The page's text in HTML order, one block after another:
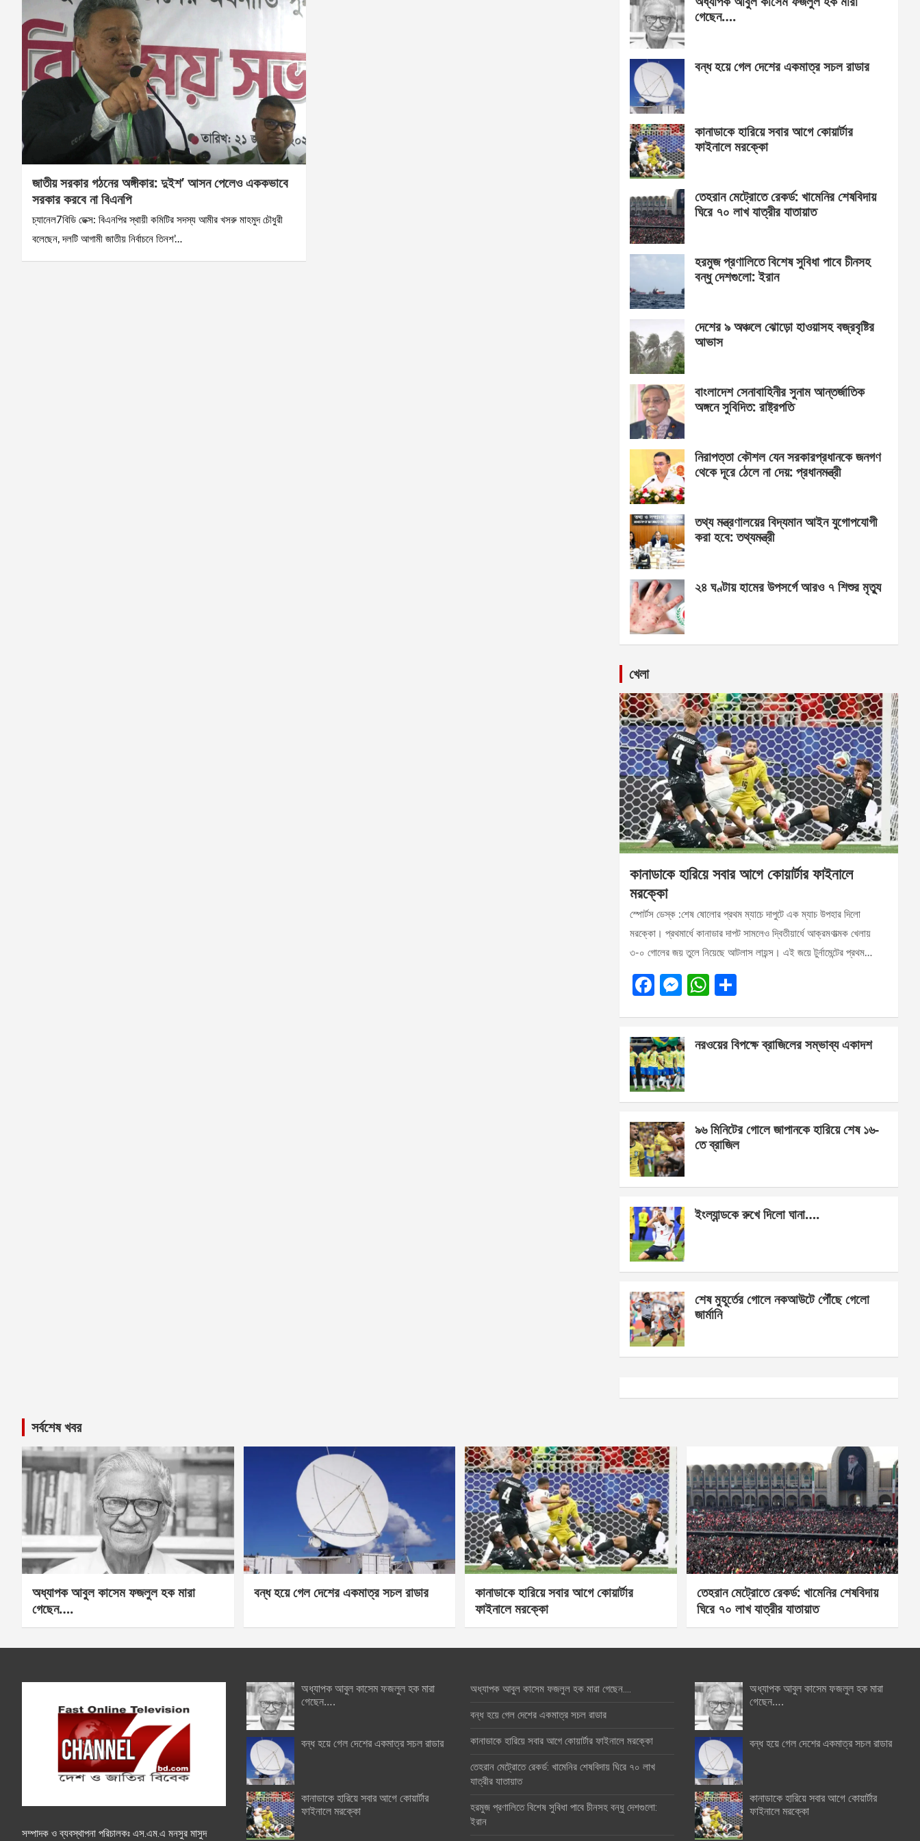
জাতীয় সরকার গঠনের অঙ্গীকার: দুইশ’ আসন পেলেও এককভাবে
সরকার করবে না বিএনপি
চ্যানেল7বিডি ডেক্স: বিএনপির স্থায়ী কমিটির সদস্য আমীর খসরু মাহমুদ চৌধুরী
বলেছেন, দলটি আগামী জাতীয় নির্বাচনে তিনশ’…
গেছেন….
বন্ধ হয়ে গেল দেশের একমাত্র সচল রাডার
কানাডাকে হারিয়ে সবার আগে কোয়ার্টার
ফাইনালে মরক্কো
তেহরান মেট্রোতে রেকর্ড: খামেনির শেষবিদায়
ঘিরে ৭০ লাখ যাত্রীর যাতায়াত
হরমুজ প্রণালিতে বিশেষ সুবিধা পাবে চীনসহ
বন্ধু দেশগুলো: ইরান
দেশের ৯ অঞ্চলে ঝোড়ো হাওয়াসহ বজ্রবৃষ্টির
আভাস
বাংলাদেশ সেনাবাহিনীর সুনাম আন্তর্জাতিক
অঙ্গনে সুবিদিত: রাষ্ট্রপতি
নিরাপত্তা কৌশল যেন সরকারপ্রধানকে জনগণ
থেকে দূরে ঠেলে না দেয়: প্রধানমন্ত্রী
তথ্য মন্ত্রণালয়ের বিদ্যমান আইন যুগোপযোগী
করা হবে: তথ্যমন্ত্রী
২৪ ঘণ্টায় হামের উপসর্গে আরও ৭ শিশুর মৃত্যু
খেলা
কানাডাকে হারিয়ে সবার আগে কোয়ার্টার ফাইনালে
মরক্কো
স্পোর্টস ডেস্ক :শেষ ষোলোর প্রথম ম্যাচে দাপুটে এক ম্যাচ উপহার দিলো
মরক্কো। প্রথমার্ধে কানাডার দাপট সামলেও দ্বিতীয়ার্ধে আক্রমণাত্মক খেলায়
৩-০ গোলের জয় তুলে নিয়েছে আটলাস লায়ন্স। এই জয়ে টুর্নামেন্টের প্রথম…
F
b
o
o
k
M
n
g
er
W
s
p
e
নরওয়ের বিপক্ষে ব্রাজিলের সম্ভাব্য একাদশ
৯৬ মিনিটের গোলে জাপানকে হারিয়ে শেষ ১৬-
তে ব্রাজিল
ইংল্যান্ডকে রুখে দিলো ঘানা….
শেষ মুহূর্তের গোলে নকআউটে পৌঁছে গেলো
জার্মানি
সর্বশেষ খবর
অধ্যাপক আবুল কাসেম ফজলুল হক মারা
গেছেন….
বন্ধ হয়ে গেল দেশের একমাত্র সচল রাডার
কানাডাকে হারিয়ে সবার আগে কোয়ার্টার
ফাইনালে মরক্কো
তেহরান মেট্রোতে রেকর্ড: খামেনির শেষবিদায়
ঘিরে ৭০ লাখ যাত্রীর যাতায়াত
সম্পাদক ও ব্যবস্থাপনা পরিচালকঃ এস.এম.এ মনসুর মাসুদ
অধ্যাপক আবুল কাসেম ফজলুল হক মারা
গেছেন….
বন্ধ হয়ে গেল দেশের একমাত্র সচল রাডার
কানাডাকে হারিয়ে সবার আগে কোয়ার্টার
ফাইনালে মরক্কো
অধ্যাপক আবুল কাসেম ফজলুল হক মারা গেছেন….
বন্ধ হয়ে গেল দেশের একমাত্র সচল রাডার
কানাডাকে হারিয়ে সবার আগে কোয়ার্টার ফাইনালে মরক্কো
তেহরান মেট্রোতে রেকর্ড: খামেনির শেষবিদায় ঘিরে ৭০ লাখ
যাত্রীর যাতায়াত
হরমুজ প্রণালিতে বিশেষ সুবিধা পাবে চীনসহ বন্ধু দেশগুলো:
ইরান
অধ্যাপক আবুল কাসেম ফজলুল হক মারা
গেছেন….
বন্ধ হয়ে গেল দেশের একমাত্র সচল রাডার
কানাডাকে হারিয়ে সবার আগে কোয়ার্টার
ফাইনালে মরক্কো